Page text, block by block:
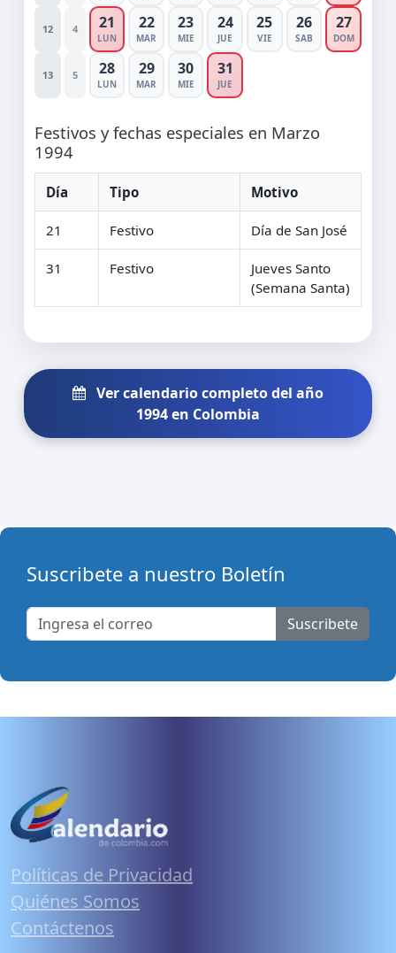
12 4 21
LUN
22
MAR
23
MIE
24
JUE
25
VIE
26
SAB
27
DOM
13 5 28
LUN
29
MAR
30
MIE
31
JUE
Festivos y fechas especiales en Marzo
1994
Día Tipo Motivo
21 Festivo Día de San José
31 Festivo
Jueves Santo
(Semana Santa)
Ver calendario completo del año
1994 en Colombia
Suscribete a nuestro Boletín
Suscribete
Políticas de Privacidad
Quiénes Somos
Contáctenos